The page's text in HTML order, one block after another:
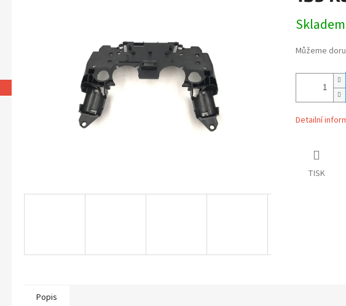
cena:
Skladem
Můžeme
Detailní
TISK
Popis